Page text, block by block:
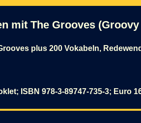
mit The Grooves
plus 200 Vokabeln,
ISBN 978-3-89747-735-3; Euro